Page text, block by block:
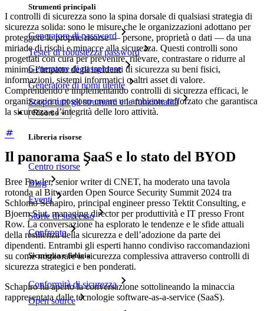
Strumenti principali
Generatore di password
Tester di robustezza password
Generatore di passphrase
Generatore di nomi utente
Scopri tutti gli strumenti e le funzionalità
Risorse
Libreria risorse
Centro risorse
Blog
Eventi
Storie di successo
Confronto
Sicurezza e fiducia
Conformità di sicurezza
Open source
I controlli di sicurezza sono la spina dorsale di qualsiasi strategia di
sicurezza solida: sono le misure che le organizzazioni adottano per
proteggere le proprie risorse — persone, proprietà o dati — da una
miriade di rischi e minacce alla sicurezza. Questi controlli sono
progettati con cura per prevenire, rilevare, contrastare o ridurre al
minimo l’impatto degli incidenti di sicurezza su beni fisici,
informazioni, sistemi informatici o altri asset di valore.
Comprendendo e implementando controlli di sicurezza efficaci, le
organizzazioni possono creare un ambiente rafforzato che garantisca
la sicurezza e l’integrità delle loro attività.
Il panorama SaaS e lo stato del BYOD
Bree Fowler, senior writer di CNET, ha moderato una tavola
rotonda al Bitwarden Open Source Security Summit 2024 tra
Schlomo Schapiro, principal engineer presso Tektit Consulting, e
Bjoern Sjut, managing director per produttività e IT presso Front
Row. La conversazione ha esplorato le tendenze e le sfide attuali
della resilienza della sicurezza e dell’adozione da parte dei
dipendenti. Entrambi gli esperti hanno condiviso raccomandazioni
su come migliorare la sicurezza complessiva attraverso controlli di
sicurezza strategici e ben ponderati.
Schapiro ha aperto la conversazione sottolineando la minaccia
rappresentata dalle tecnologie software-as-a-service (SaaS).